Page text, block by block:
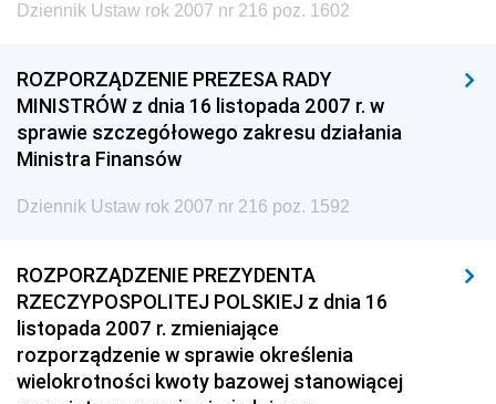
Dziennik Ustaw rok 2007 nr 216 poz. 1602
ROZPORZĄDZENIE PREZESA RADY
MINISTRÓW z dnia 16 listopada 2007 r. w
sprawie szczegółowego zakresu działania
Ministra Finansów
Dziennik Ustaw rok 2007 nr 216 poz. 1592
ROZPORZĄDZENIE PREZYDENTA
RZECZYPOSPOLITEJ POLSKIEJ z dnia 16
listopada 2007 r. zmieniające
rozporządzenie w sprawie określenia
wielokrotności kwoty bazowej stanowiącej